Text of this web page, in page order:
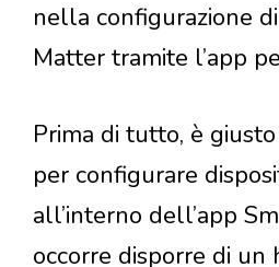
nella configurazione
Matter tramite l’app
Prima di tutto, è
per configurare
all’interno dell’app
occorre disporre di un